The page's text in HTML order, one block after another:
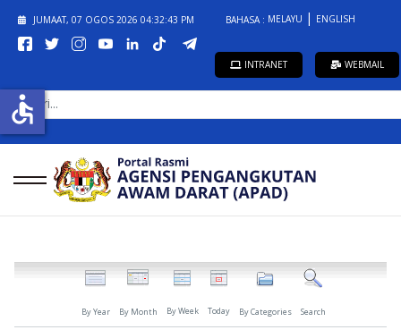
JUMAAT, 07 OGOS 2026 04:32:43 PM BAHASA : MELAYU ENGLISH
INTRANET WEBMAIL
CARI...
By Year By Month By Week Today By Categories Search
accessible